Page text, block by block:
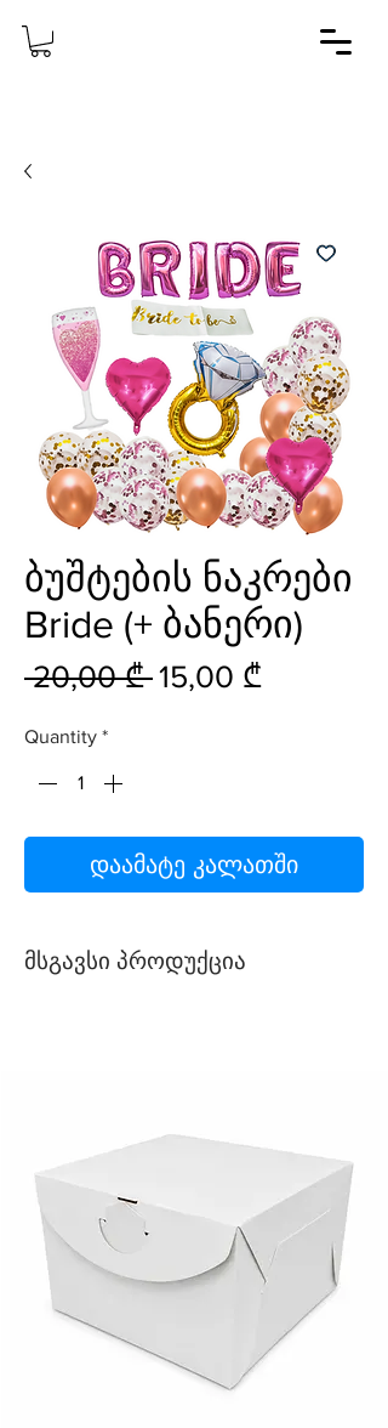
ბუშტების ნაკრები
Bride (+ ბანერი)
20,00 ₾ Regular
15,00 ₾
Quantity *
დაამატე კალათში
მსგავსი პროდუქცია